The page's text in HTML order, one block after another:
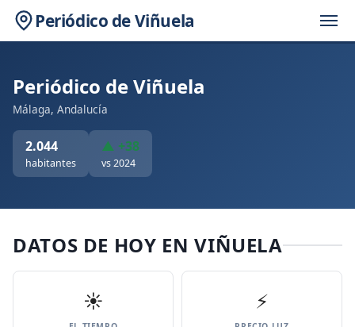
Periódico de Viñuela
Periódico de Viñuela
Málaga, Andalucía
2.044
habitantes
▲ +38
vs 2024
DATOS DE HOY EN VIÑUELA
☀️ ⚡